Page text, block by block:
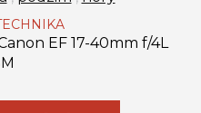
EF 17-40mm f/4L